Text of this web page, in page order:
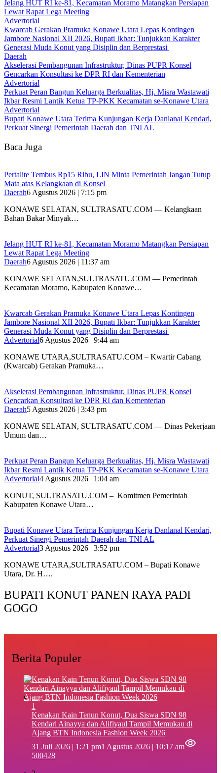
‎Jelang HUT RI ke-81, Kecamatan Moramo Matangkan Persiapan
Lewat Rapat Lega Meeting
Advertorial
‎Kwarcab Gerakan Pramuka Konawe Utara Lepas Kontingen
Jambore Nasional XII 2026, Bupati Ikbar: Tunjukkan Karakter
Generasi Muda Konut yang Disiplin dan Berprestasi ‎
Daerah
Akselerasi Pembangunan Infrastruktur, Dinas PUPR Konsel
Gencarkan Konsultasi ke DPR RI dan Kementerian
Advertorial
‎Perkuat Peran Bangun Keluarga Berkualitas, Hj. Misra Wastawati
Ikbar Resmi Lantik Ketua TP-PKK Kecamatan se-Konawe Utara
Advertorial
Bupati Konawe Utara Terima Kunjungan Kerja Danlanal Kendari,
Perkuat Sinergi Pemerintah Daerah dan TNI AL
Baca Juga
‎Pertalite Tembus Rp15 Ribu, LIN Minta Pemerintah Jangan Tutup
Mata atas Kelangkaan di Konsel
Daerah6 Agustus 2026 | 7:15 pm
‎KONAWE SELATAN, SULTRASATU.COM — Kelangkaan
Bahan Bakar Minyak…
‎Jelang HUT RI ke-81, Kecamatan Moramo Matangkan Persiapan
Lewat Rapat Lega Meeting
Daerah6 Agustus 2026 | 11:37 am
KONAWE SELATAN,SULTRASATU.COM — Pemerintah
Kecamatan Moramo, Kabupaten Konawe…
‎Kwarcab Gerakan Pramuka Konawe Utara Lepas Kontingen
Jambore Nasional XII 2026, Bupati Ikbar: Tunjukkan Karakter
Generasi Muda Konut yang Disiplin dan Berprestasi ‎
Advertorial6 Agustus 2026 | 9:44 am
KONAWE UTARA,SULTRASATU.COM – Kwartir Cabang
(Kwarcab) Gerakan Pramuka…
Akselerasi Pembangunan Infrastruktur, Dinas PUPR Konsel
Gencarkan Konsultasi ke DPR RI dan Kementerian
Daerah5 Agustus 2026 | 3:43 pm
KONAWE SELATAN, SULTRASATU.COM — Dinas Pekerjaan
Umum dan…
‎Perkuat Peran Bangun Keluarga Berkualitas, Hj. Misra Wastawati
Ikbar Resmi Lantik Ketua TP-PKK Kecamatan se-Konawe Utara
Advertorial4 Agustus 2026 | 1:04 am
‎KONUT, SULTRASATU.COM – Komitmen Pemerintah
Kabupaten Konawe Utara…
Bupati Konawe Utara Terima Kunjungan Kerja Danlanal Kendari,
Perkuat Sinergi Pemerintah Daerah dan TNI AL
Advertorial3 Agustus 2026 | 3:52 pm
‎KONAWE UTARA,SULTRASATU.COM – Bupati Konawe
Utara, Dr. H….
BUPATI KONUT PANEN RAYA PADI
GOGO
Berita Populer
1
‎Kenakan Kain Tenun Konut, Dua Siswa SDN 98
Kendari Ainayya dan Alifiyaul Tampil Memukau di
Ajang BTN Indonesia Fashion Week 2026
31 Juli 2026 | 1:21 pm1 Agustus 2026 | 10:17 am
500428